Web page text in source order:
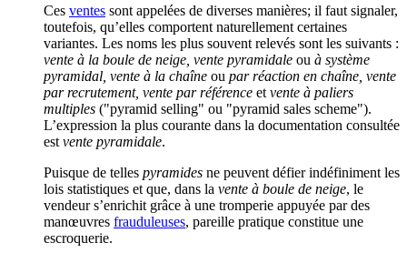
Ces ventes sont appelées de diverses manières; il faut signaler,
toutefois, qu’elles comportent naturellement certaines
variantes. Les noms les plus souvent relevés sont les suivants :
vente à la boule de neige, vente pyramidale ou à système
pyramidal, vente à la chaîne ou par réaction en chaîne, vente
par recrutement, vente par référence et vente à paliers
multiples ("pyramid selling" ou "pyramid sales scheme").
L’expression la plus courante dans la documentation consultée
est vente pyramidale.
Puisque de telles pyramides ne peuvent défier indéfiniment les
lois statistiques et que, dans la vente à boule de neige, le
vendeur s’enrichit grâce à une tromperie appuyée par des
manœuvres frauduleuses, pareille pratique constitue une
escroquerie.